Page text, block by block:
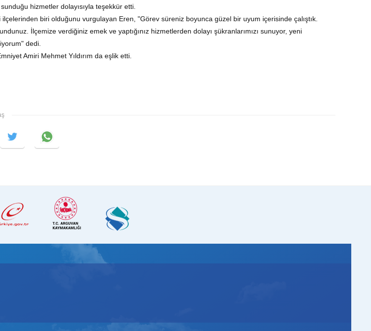
hizmetler dolayısıyla teşekkür etti.
ilçelerinden biri olduğunu vurgulayan Eren, "Görev süreniz boyunca güzel bir uyum içerisinde çalıştık.
İlçemize verdiğiniz emek ve yaptığınız hizmetlerden dolayı şükranlarımızı sunuyor, yeni
dedi.
Amiri Mehmet Yıldırım da eşlik etti.